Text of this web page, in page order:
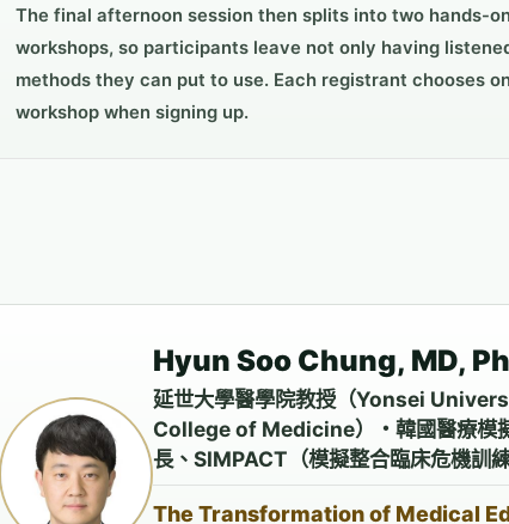
The final afternoon session then splits into two hands-on
workshops, so participants leave not only having
methods they can put to use. Each registrant chooses
workshop when signing up.
Hyun Soo Chung, MD,
延世大學醫學院教授（Yonsei
College of Medicine）・韓國醫療模
長、SIMPACT（模擬整合臨床危機訓
The Transformation of Medical